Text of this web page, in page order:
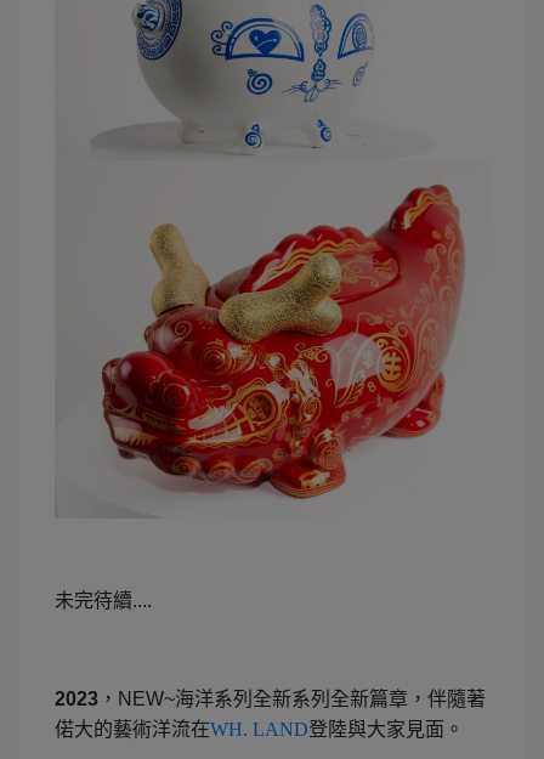
未完待續....
2023 ，NEW~海洋系列全新系列全新篇章，伴隨著
偌大的藝術洋流在WH. LAND登陸與大家見面。